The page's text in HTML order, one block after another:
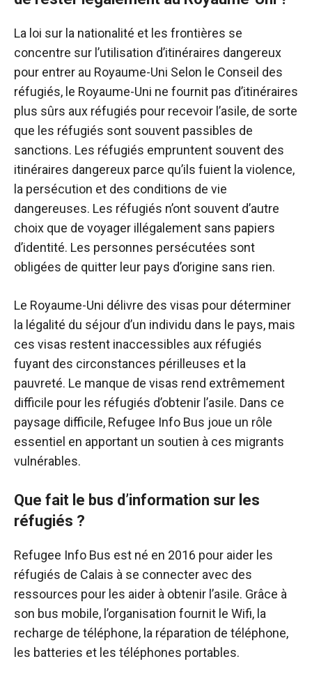
La loi sur la nationalité et les frontières se
concentre sur l’utilisation d’itinéraires dangereux
pour entrer au Royaume-Uni Selon le Conseil des
réfugiés, le Royaume-Uni ne fournit pas d’itinéraires
plus sûrs aux réfugiés pour recevoir l’asile, de sorte
que les réfugiés sont souvent passibles de
sanctions. Les réfugiés empruntent souvent des
itinéraires dangereux parce qu’ils fuient la violence,
la persécution et des conditions de vie
dangereuses. Les réfugiés n’ont souvent d’autre
choix que de voyager illégalement sans papiers
d’identité. Les personnes persécutées sont
obligées de quitter leur pays d’origine sans rien.
Le Royaume-Uni délivre des visas pour déterminer
la légalité du séjour d’un individu dans le pays, mais
ces visas restent inaccessibles aux réfugiés
fuyant des circonstances périlleuses et la
pauvreté. Le manque de visas rend extrêmement
difficile pour les réfugiés d’obtenir l’asile. Dans ce
paysage difficile, Refugee Info Bus joue un rôle
essentiel en apportant un soutien à ces migrants
vulnérables.
Que fait le bus d’information sur les
réfugiés ?
Refugee Info Bus est né en 2016 pour aider les
réfugiés de Calais à se connecter avec des
ressources pour les aider à obtenir l’asile. Grâce à
son bus mobile, l’organisation fournit le Wifi, la
recharge de téléphone, la réparation de téléphone,
les batteries et les téléphones portables.